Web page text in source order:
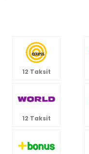
12 Taksit
12 Taksit